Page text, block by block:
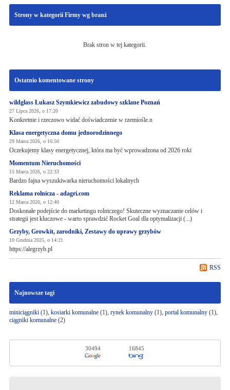
Strony w kategorii Firmy wg branż
Brak stron w tej kategorii.
Ostatnio komentowane strony
wildglass Łukasz Szymkiewicz zabudowy szklane Poznań
27 Lipca 2026, o 17:20
Konkretnie i rzeczowo widać doświadczenie w rzemiośle.n
Klasa energetyczna domu jednorodzinnego
29 Marca 2026, o 16:50
Oczekujemy klasy energetycznej, która ma być wprowadzona od 2026 roki
Momentum Nieruchomości
15 Marca 2026, o 22:33
Bardzo fajna wyszukiwarka nieruchomości lokalnych
Reklama rolnicza - adagri.com
12 Marca 2026, o 12:40
Doskonałe podejście do marketingu rolniczego! Skuteczne wyznaczanie celów i
strategii jest kluczowe - warto sprawdzić Rocket Goal dla optymalizacji (...)
Grzyby, Growkit, zarodniki, Zestawy do uprawy grzybów
10 Grudnia 2025, o 14:21
https://alegrzyb.pl
RSS
Najnowsze tagi
miniciągniki(1), kosiarki komunalne(1), rynek komunalny(1), portal komunalny(1),
ciągniki komunalne(2)
30494 16845